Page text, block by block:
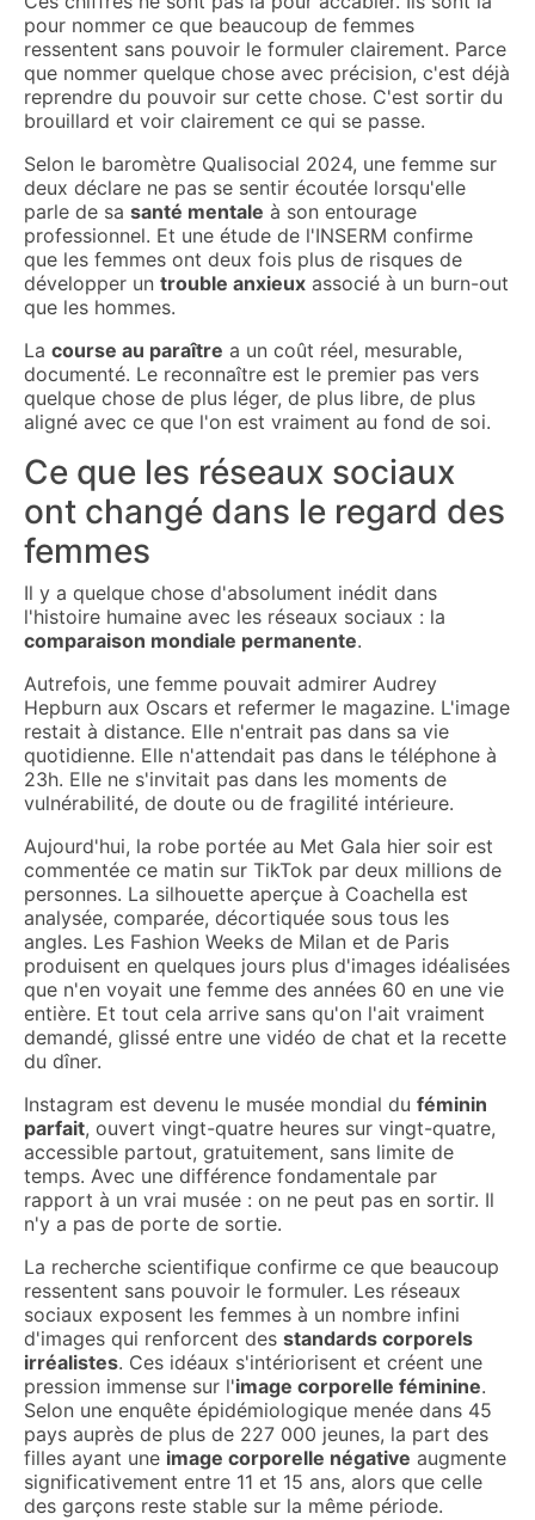
pour nommer ce que beaucoup de femmes
ressentent sans pouvoir le formuler clairement. Parce
que nommer quelque chose avec précision, c'est déjà
reprendre du pouvoir sur cette chose. C'est sortir du
brouillard et voir clairement ce qui se passe.
Selon le baromètre Qualisocial 2024, une femme sur
deux déclare ne pas se sentir écoutée lorsqu'elle
parle de sa santé mentale à son entourage
professionnel. Et une étude de l'INSERM confirme
que les femmes ont deux fois plus de risques de
développer un trouble anxieux associé à un burn-out
que les hommes.
La course au paraître a un coût réel, mesurable,
documenté. Le reconnaître est le premier pas vers
quelque chose de plus léger, de plus libre, de plus
aligné avec ce que l'on est vraiment au fond de soi.
Ce que les réseaux sociaux
ont changé dans le regard des
femmes
Il y a quelque chose d'absolument inédit dans
l'histoire humaine avec les réseaux sociaux : la
comparaison mondiale permanente.
Autrefois, une femme pouvait admirer Audrey
Hepburn aux Oscars et refermer le magazine. L'image
restait à distance. Elle n'entrait pas dans sa vie
quotidienne. Elle n'attendait pas dans le téléphone à
23h. Elle ne s'invitait pas dans les moments de
vulnérabilité, de doute ou de fragilité intérieure.
Aujourd'hui, la robe portée au Met Gala hier soir est
commentée ce matin sur TikTok par deux millions de
personnes. La silhouette aperçue à Coachella est
analysée, comparée, décortiquée sous tous les
angles. Les Fashion Weeks de Milan et de Paris
produisent en quelques jours plus d'images idéalisées
que n'en voyait une femme des années 60 en une vie
entière. Et tout cela arrive sans qu'on l'ait vraiment
demandé, glissé entre une vidéo de chat et la recette
du dîner.
Instagram est devenu le musée mondial du féminin
parfait, ouvert vingt-quatre heures sur vingt-quatre,
accessible partout, gratuitement, sans limite de
temps. Avec une différence fondamentale par
rapport à un vrai musée : on ne peut pas en sortir. Il
n'y a pas de porte de sortie.
La recherche scientifique confirme ce que beaucoup
ressentent sans pouvoir le formuler. Les réseaux
sociaux exposent les femmes à un nombre infini
d'images qui renforcent des standards corporels
irréalistes. Ces idéaux s'intériorisent et créent une
pression immense sur l'image corporelle féminine.
Selon une enquête épidémiologique menée dans 45
pays auprès de plus de 227 000 jeunes, la part des
filles ayant une image corporelle négative augmente
significativement entre 11 et 15 ans, alors que celle
des garçons reste stable sur la même période.